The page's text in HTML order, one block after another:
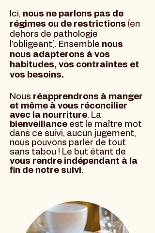
Ici, nous ne parlons pas de
régimes ou de restrictions (en
dehors de pathologie
l'obligeant). Ensemble nous
nous adapterons à vos
habitudes, vos contraintes et
vos besoins.
Nous réapprendrons à manger
et même à vous réconcilier
avec la nourriture. La
bienveillance est le maître mot
dans ce suivi, aucun jugement,
nous pouvons parler de tout
sans tabou ! Le but étant de
vous rendre indépendant à la
fin de notre suivi.